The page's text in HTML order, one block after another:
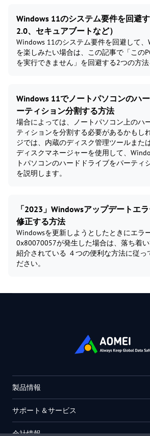
Windows 11のシステム要件を回避
2.0、セキュアブートなど）
Windows 11のシステム要件を回避して
を楽しみたい場合は、この記事で「この
を実行できません」を回避する2つの方法
Windows 11でノートパソコンのハ
ーティション分割する方法
場合によっては、ノートパソコン上のハ
ティションを分割する必要があるかもし
ジでは、内蔵のディスク管理ツールまた
ディスクマネージャーを使用して、
トパソコンのハードドライブをパーティ
を説明します。
「2023」Windowsアップデートエ
修正する方法
Windowsを更新しようとしたときにエラ
0x80070057が発生した場合は、落ち着
紹介されている ４つの便利な方法に従っ
ださい。
製品情報
サポート＆サービス
会社情報